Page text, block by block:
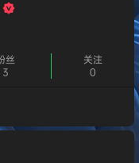
丝
3
关注
0